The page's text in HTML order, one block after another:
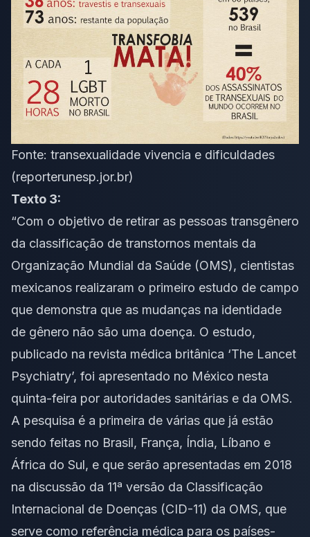
Fonte: transexualidade vivencia e dificuldades
(reporterunesp.jor.br)
Texto 3:
“Com o objetivo de retirar as pessoas transgênero
da classificação de transtornos mentais da
Organização Mundial da Saúde (OMS), cientistas
mexicanos realizaram o primeiro estudo de campo
que demonstra que as mudanças na identidade
de gênero não são uma doença. O estudo,
publicado na revista médica britânica ‘The Lancet
Psychiatry’, foi apresentado no México nesta
quinta-feira por autoridades sanitárias e da OMS.
A pesquisa é a primeira de várias que já estão
sendo feitas no Brasil, França, Índia, Líbano e
África do Sul, e que serão apresentadas em 2018
na discussão da 11ª versão da Classificação
Internacional de Doenças (CID-11) da OMS, que
serve como referência médica para os países-